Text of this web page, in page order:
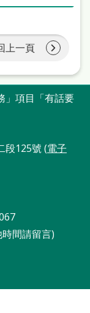
上一頁
」項目「有話要
段125號 (電子
間請留言)